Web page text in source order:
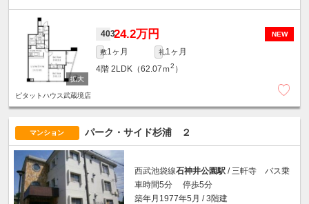
NEW
40324.2万円
敷1ヶ月 礼1ヶ月
4階 2LDK（62.07ｍ2 ）
ピタットハウス武蔵境店
マンション パーク・サイド杉浦 ２
西武池袋線石神井公園駅 / 三軒寺 バス乗
車時間5分 停歩5分
築年月1977年5月 / 3階建